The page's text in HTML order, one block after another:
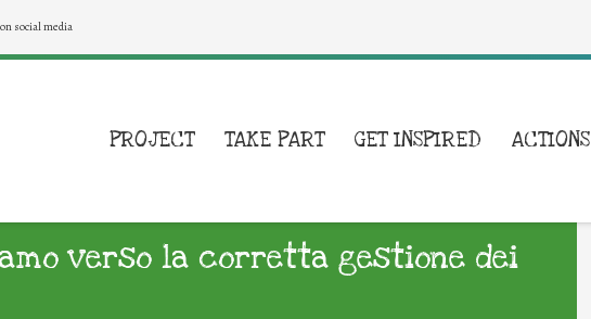
social media
PROJECT TAKE PART GET INSPIRED ACTIONS
verso la corretta gestione dei